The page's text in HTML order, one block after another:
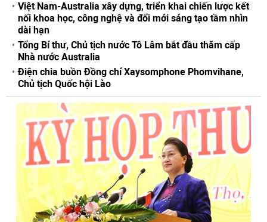
Việt Nam-Australia xây dựng, triển khai chiến lược kết
nối khoa học, công nghệ và đổi mới sáng tạo tầm nhìn
dài hạn
Tổng Bí thư, Chủ tịch nước Tô Lâm bắt đầu thăm cấp
Nhà nước Australia
Điện chia buồn Đồng chí Xaysomphone Phomvihane,
Chủ tịch Quốc hội Lào